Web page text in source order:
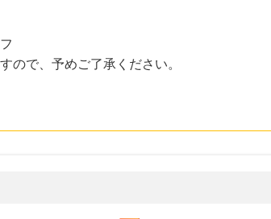
ので、予めご了承ください。